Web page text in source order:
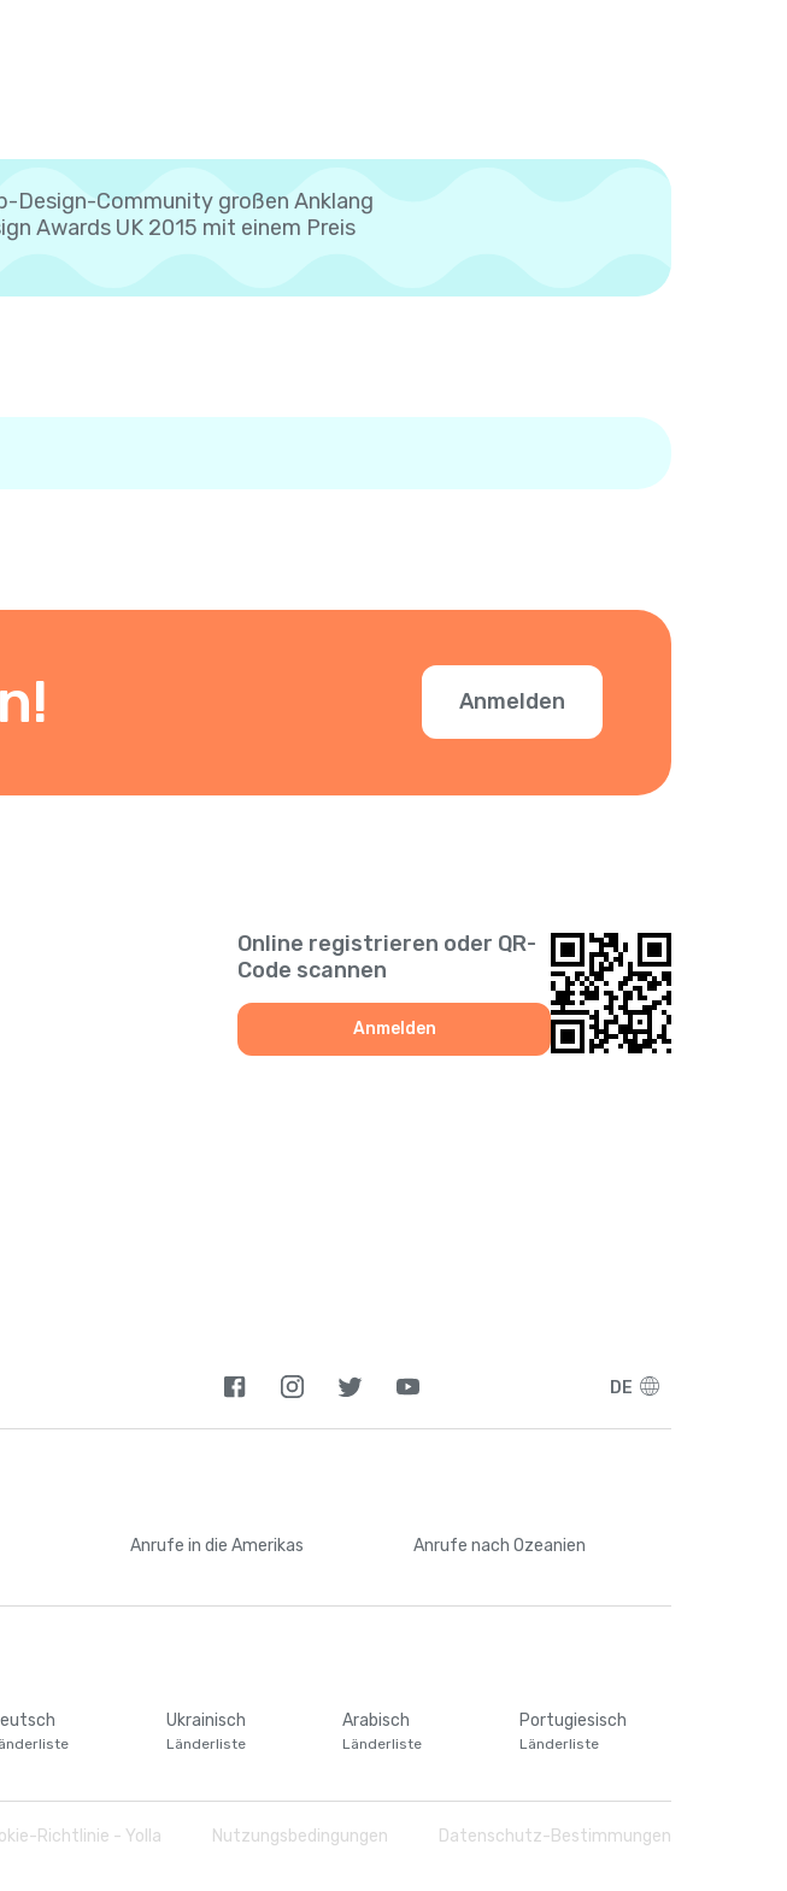
Design-Community großen Anklang
Awards UK 2015 mit einem Preis
Anmelden
Online registrieren oder QR-
Code scannen
Anmelden
DE
Anrufe in die Amerikas Anrufe nach Ozeanien
Ukrainisch
Länderliste
Arabisch
Länderliste
Portugiesisch
Länderliste
Richtlinie - Yolla Nutzungsbedingungen Datenschutz-Bestimmungen